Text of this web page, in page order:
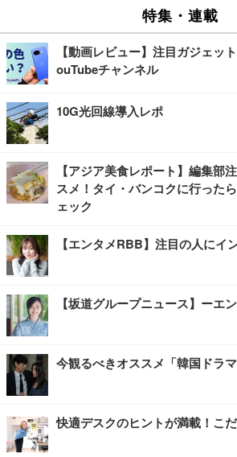
特集・連載
【動画レビュー】注目ガジェッ
ouTubeチャンネル
10G光回線導入レポ
【アジア美食レポート】編集部
スメ！タイ・バンコクに行った
ェック
【エンタメRBB】注目の人にイ
【坂道グループニュース】ーエ
今観るべきオススメ「韓国ドラマ
快適デスクのヒントが満載！こ